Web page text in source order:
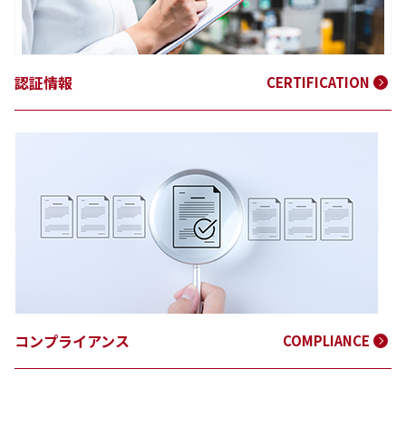
認証情報 CERTIFICATION
コンプライアンス COMPLIANCE